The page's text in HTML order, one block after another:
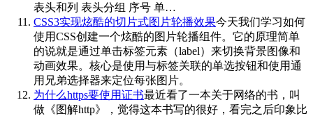
表头和列 表头分组 序号 单…
CSS3实现炫酷的切片式图片轮播效果今天我们学习如何
使用CSS创建一个炫酷的图片轮播组件。它的原理简单
的说就是通过单击标签元素（label）来切换背景图像和
动画效果。核心是使用与标签关联的单选按钮和使用通
用兄弟选择器来定位每张图片。
为什么https要使用证书最近看了一本关于网络的书，叫
做《图解http》，觉得这本书写的很好，看完之后印象比